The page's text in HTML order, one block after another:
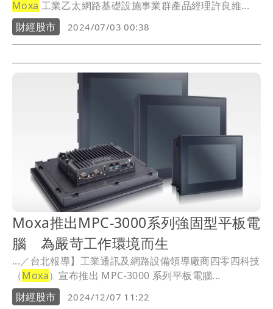
Moxa 工業乙太網路基礎設施事業群產品經理許良維...
財經股市
2024/07/03 00:38
Moxa推出MPC-3000系列強固型平板電
腦 為嚴苛工作環境而生
...／台北報導】工業通訊及網路設備領導廠商四零四科技
（Moxa）宣布推出 MPC-3000 系列平板電腦...
財經股市
2024/12/07 11:22